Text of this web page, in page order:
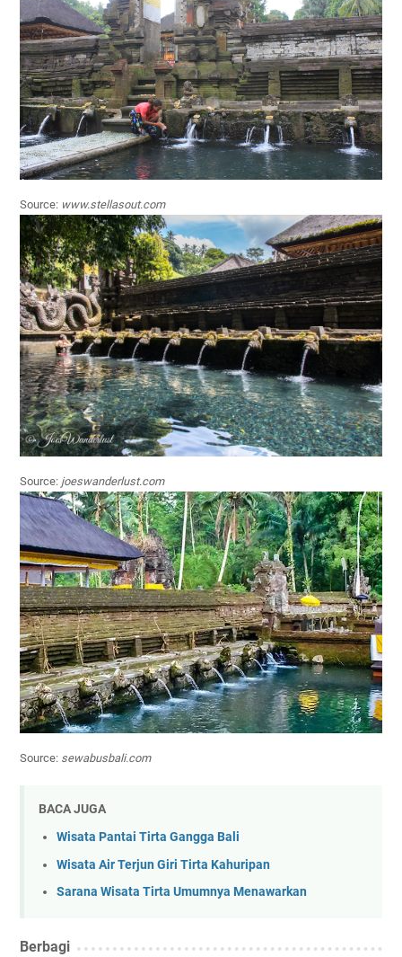
Source: www.stellasout.com
Source: joeswanderlust.com
Source: sewabusbali.com
BACA JUGA
Wisata Pantai Tirta Gangga Bali
Wisata Air Terjun Giri Tirta Kahuripan
Sarana Wisata Tirta Umumnya Menawarkan
Berbagi